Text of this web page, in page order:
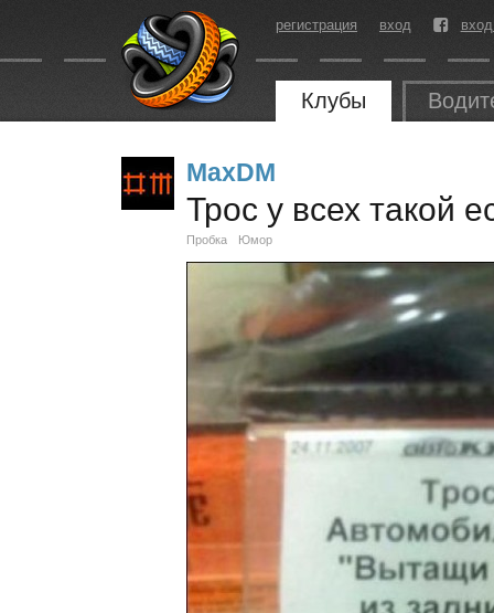
регистрация вход
Клубы
MaxDM
Трос у всех такой
Пробка Юмор